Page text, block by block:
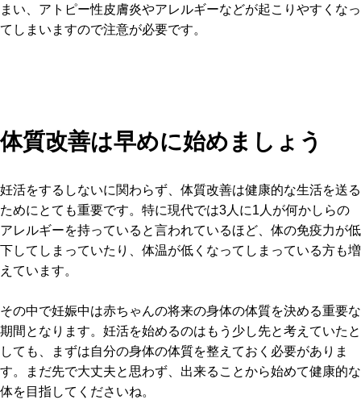
まい、アトピー性皮膚炎やアレルギーなどが起こりやすくなっ
てしまいますので注意が必要です。
体質改善は早めに始めましょう
妊活をするしないに関わらず、体質改善は健康的な生活を送る
ためにとても重要です。特に現代では3人に1人が何かしらの
アレルギーを持っていると言われているほど、体の免疫力が低
下してしまっていたり、体温が低くなってしまっている方も増
えています。
その中で妊娠中は赤ちゃんの将来の身体の体質を決める重要な
期間となります。妊活を始めるのはもう少し先と考えていたと
しても、まずは自分の身体の体質を整えておく必要がありま
す。まだ先で大丈夫と思わず、出来ることから始めて健康的な
体を目指してくださいね。